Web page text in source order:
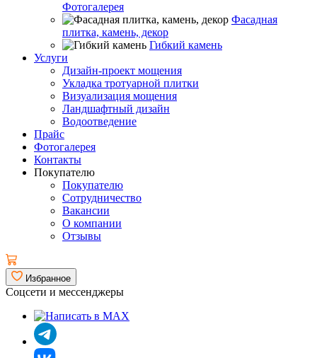
Фотогалерея
Фасадная
плитка, камень, декор
Гибкий камень
Услуги
Дизайн-проект мощения
Укладка тротуарной плитки
Визуализация мощения
Ландшафтный дизайн
Водоотведение
Прайс
Фотогалерея
Контакты
Покупателю
Покупателю
Сотрудничество
Вакансии
О компании
Отзывы
Избранное
Соцсети и мессенджеры